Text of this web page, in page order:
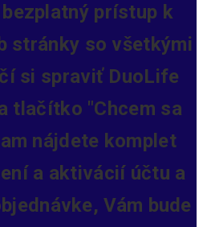
prístup k
stránky so všetkými
si spraviť DuoLife
tlačítko "Chcem sa
nájdete komplet
a aktivácií účtu a
Vám bude